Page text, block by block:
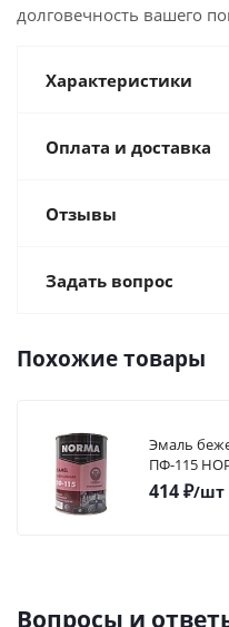
долговечность вашего
Характеристики
Оплата и доставка
Отзывы
Задать вопрос
Похожие товары
Эмаль
ПФ-115
414₽/шт
Вопросы и